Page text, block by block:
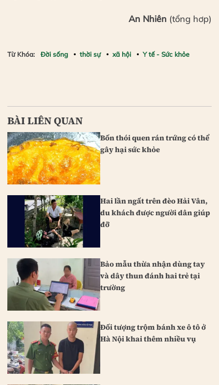
An Nhiên (tổng hơp)
Từ Khóa: Đời sống thời sự xã hội Y tế - Sức khỏe
BÀI LIÊN QUAN
Bốn thói quen rán trứng có thể
gây hại sức khỏe
Hai lần ngất trên đèo Hải Vân,
du khách được người dân giúp
đỡ
Bảo mẫu thừa nhận dùng tay
và dây thun đánh hai trẻ tại
trường
Đối tượng trộm bánh xe ô tô ở
Hà Nội khai thêm nhiều vụ